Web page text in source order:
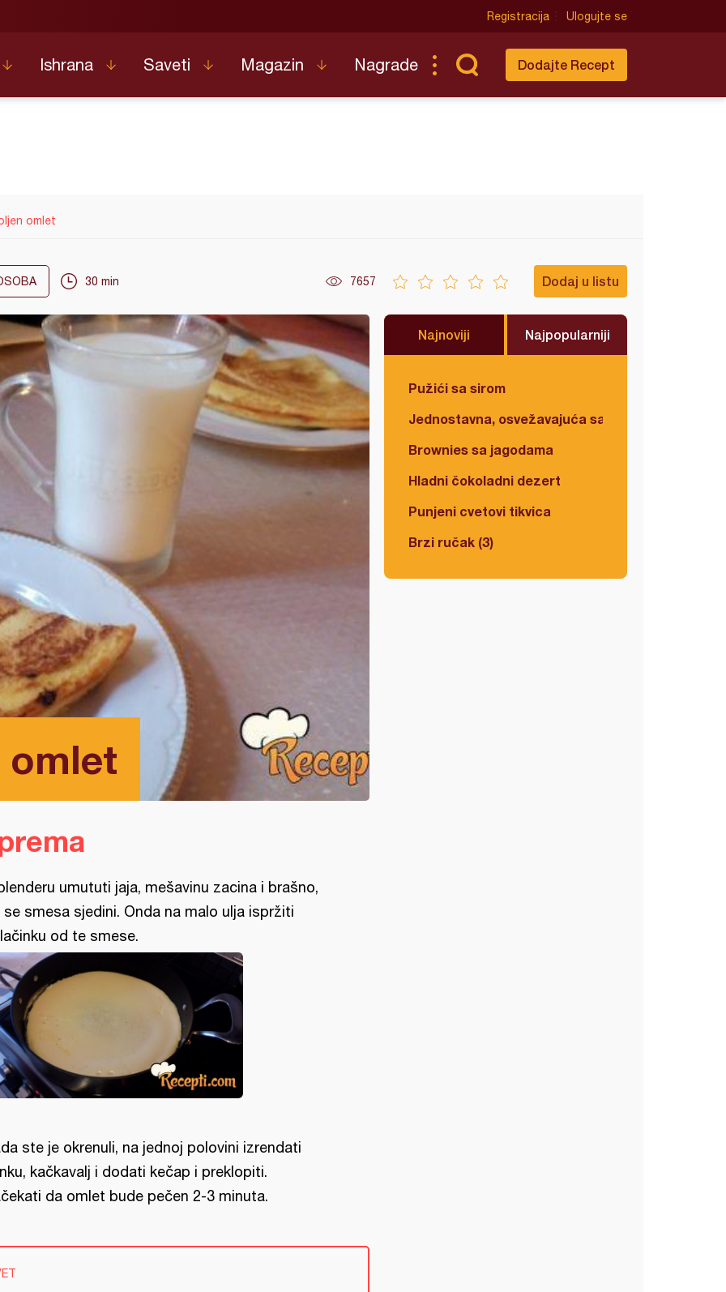
Registracija Ulogujte se
Ishrana Saveti Magazin Nagrade Dodajte Recept
omlet
30 min 7657 Dodaj u listu
omlet
Najnoviji Najpopularniji
Pužići sa sirom
Jednostavna, osvežavajuća salata
Brownies sa jagodama
Hladni čokoladni dezert
Punjeni cvetovi tikvica
Brzi ručak (3)
umututi jaja, mešavinu zacina i brašno,
se smesa sjedini. Onda na malo ulja ispržiti
od te smese.
ste je okrenuli, na jednoj polovini izrendati
kačkavalj i dodati kečap i preklopiti.
da omlet bude pečen 2-3 minuta.